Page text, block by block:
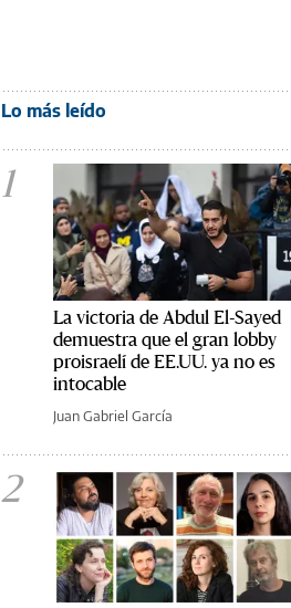
Lo más leído
1
La victoria de Abdul El-Sayed
demuestra que el gran lobby
proisraelí de EE.UU. ya no es
intocable
Juan Gabriel García
2